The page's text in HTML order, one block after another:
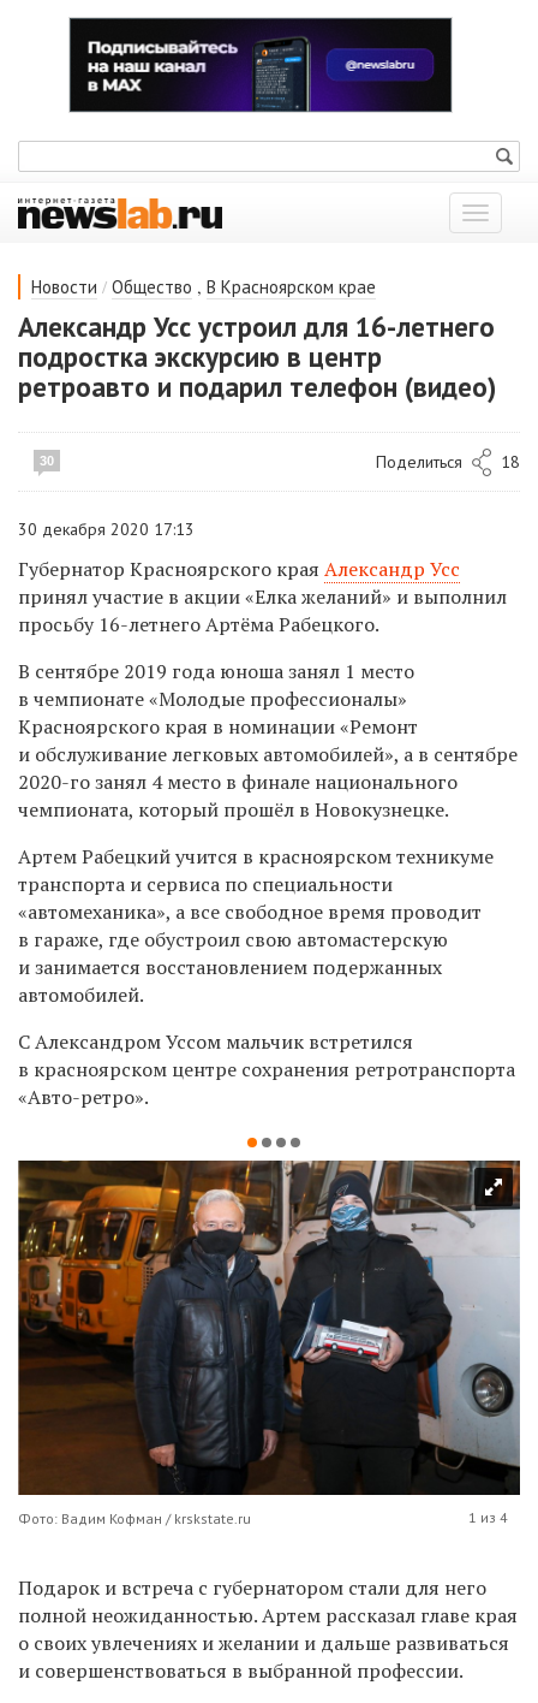
Показать
меню
Новости / Общество , В Красноярском крае
Александр Усс устроил для 16-летнего
подростка экскурсию в центр
ретроавто и подарил телефон (видео)
30 Поделиться 18
30 декабря 2020 17:13
Губернатор Красноярского края Александр Усс
принял участие в акции «Елка желаний» и выполнил
просьбу 16-летнего Артёма Рабецкого.
В сентябре 2019 года юноша занял 1 место
в чемпионате «Молодые профессионалы»
Красноярского края в номинации «Ремонт
и обслуживание легковых автомобилей», а в сентябре
2020-го занял 4 место в финале национального
чемпионата, который прошёл в Новокузнецке.
Артем Рабецкий учится в красноярском техникуме
транспорта и сервиса по специальности
«автомеханика», а все свободное время проводит
в гараже, где обустроил свою автомастерскую
и занимается восстановлением подержанных
автомобилей.
С Александром Уссом мальчик встретился
в красноярском центре сохранения ретротранспорта
«Авто-ретро».
Фото: Вадим Кофман / krskstate.ru 1 из 4
Подарок и встреча с губернатором стали для него
полной неожиданностью. Артем рассказал главе края
о своих увлечениях и желании и дальше развиваться
и совершенствоваться в выбранной профессии.